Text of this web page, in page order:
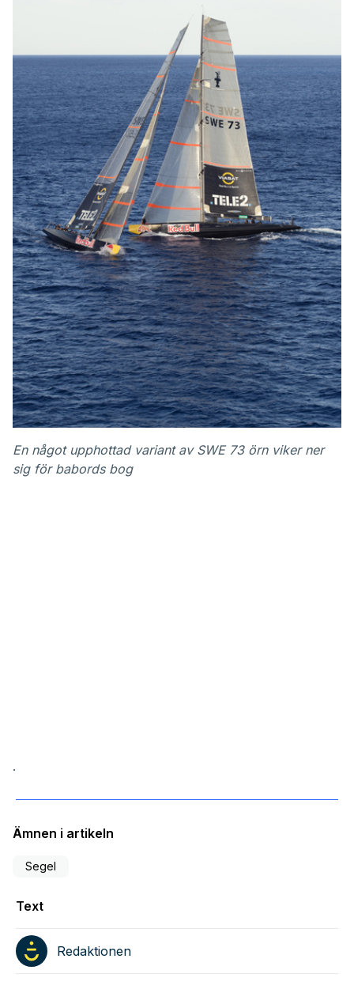
En något upphottad variant av SWE 73 örn viker ner
sig för babords bog
.
Ämnen i artikeln
Segel
Text
Redaktionen